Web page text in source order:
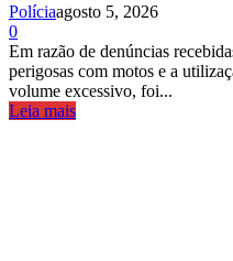
Políciaagosto 5, 2026
0
Em razão de denúncias
perigosas com motos e a
volume excessivo, foi...
Leia mais